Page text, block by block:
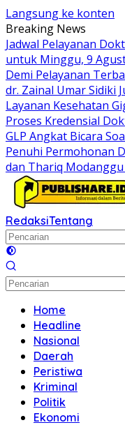
Langsung ke konten
Breaking News
Jadwal Pelayanan
untuk Minggu, 9
Demi Pelayanan
dr. Zainal Umar Sidiki
Layanan Kesehatan
Proses Kredensial
GLP Angkat Bicara
Penuhi Permohonan
dan Thariq
RedaksiTentang
Home
Headline
Nasional
Daerah
Peristiwa
Kriminal
Politik
Ekonomi